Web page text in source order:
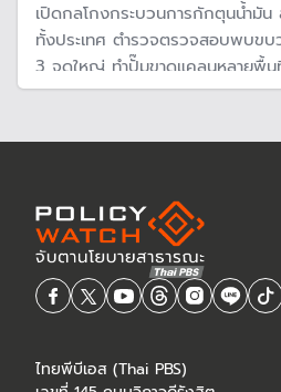
เปิดกลโกงกระบวนการกักตุนน้ำมัน
ทั้งประเทศ ตำรวจตรวจสอบพบข
3 จุดใหญ่ ทำปั๊มขาดแคลนหลายพื้น
กว่า 1 หมื่นคันไม่ส่งให้ปั๊ม คลังไม่จ่า
ไทยพีบีเอส (Thai PBS)